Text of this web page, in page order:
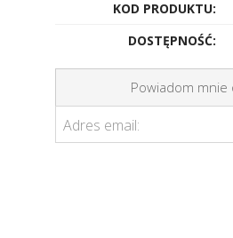
KOD PRODUKTU:
DOSTĘPNOŚĆ:
Powiadom
Adres email: